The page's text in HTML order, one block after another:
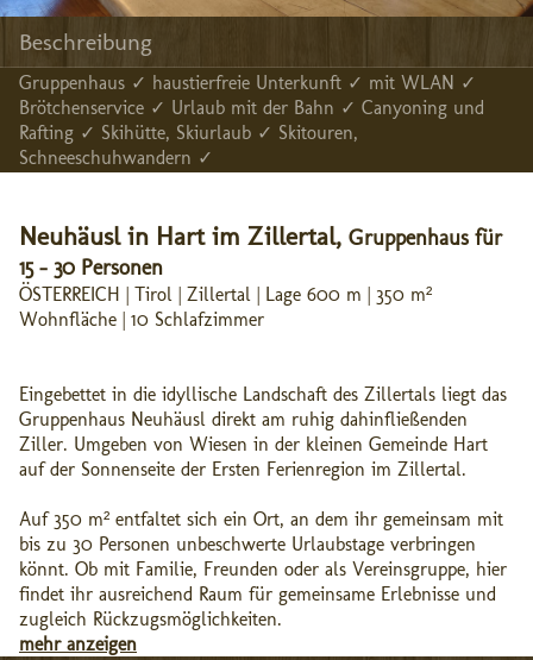
Beschreibung
Gruppenhaus ✓ haustierfreie Unterkunft ✓ mit WLAN ✓
Brötchenservice ✓ Urlaub mit der Bahn ✓ Canyoning und
Rafting ✓ Skihütte, Skiurlaub ✓ Skitouren,
Schneeschuhwandern ✓
Neuhäusl in Hart im Zillertal, Gruppenhaus für
15 - 30 Personen
ÖSTERREICH | Tirol | Zillertal | Lage 600 m | 350 m²
Wohnfläche | 10 Schlafzimmer
Eingebettet in die idyllische Landschaft des Zillertals liegt das
Gruppenhaus Neuhäusl direkt am ruhig dahinfließenden
Ziller. Umgeben von Wiesen in der kleinen Gemeinde Hart
auf der Sonnenseite der Ersten Ferienregion im Zillertal.
Auf 350 m² entfaltet sich ein Ort, an dem ihr gemeinsam mit
bis zu 30 Personen unbeschwerte Urlaubstage verbringen
könnt. Ob mit Familie, Freunden oder als Vereinsgruppe, hier
findet ihr ausreichend Raum für gemeinsame Erlebnisse und
zugleich Rückzugsmöglichkeiten.
mehr anzeigen